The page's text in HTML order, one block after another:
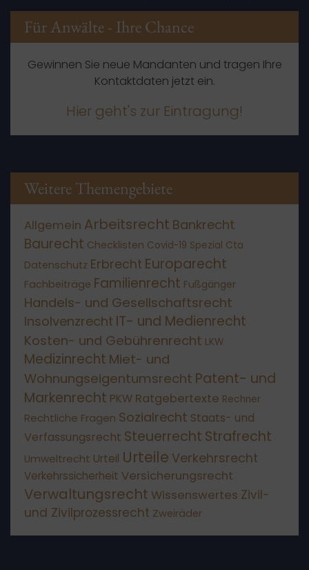
Für Anwälte - Ihre Chance
Gewinnen Sie neue Mandanten und tragen Ihre
Kontaktdaten jetzt ein.
Hier geht's zur Eintragung!
Weitere Themengebiete
Allgemein Arbeitsrecht Bankrecht
Baurecht Checklisten Covid-19 Spezial Cta
Datenschutz Erbrecht Europarecht
Fachbeiträge Familienrecht Fußgänger
Handels- und Gesellschaftsrecht
Insolvenzrecht IT- und Medienrecht
Kosten- und Gebührenrecht LKW
Medizinrecht Miet- und
Wohnungseigentumsrecht Patent- und
Markenrecht PKW Ratgebertexte Rechner
Rechtliche Fragen Sozialrecht Staats- und
Verfassungsrecht Steuerrecht Strafrecht
Umweltrecht Urteil Urteile Verkehrsrecht
Verkehrssicherheit Versicherungsrecht
Verwaltungsrecht Wissenswertes Zivil-
und Zivilprozessrecht Zweiräder